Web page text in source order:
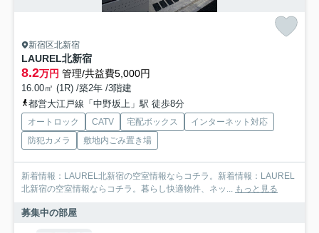
新宿区北新宿
LAUREL北新宿
8.2万円 管理/共益費5,000円
16.00㎡ (1R) /築2年 /3階建
都営大江戸線「中野坂上」駅 徒歩8分
オートロック CATV 宅配ボックス
インターネット対応
防犯カメラ
敷地内ごみ置き場
新着情報：LAUREL北新宿の空室情報ならコチラ。新着情報：LAUREL
北新宿の空室情報ならコチラ。暮らし快適物件、ネッ... もっと見る
募集中の部屋